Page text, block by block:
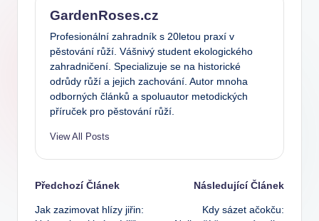
GardenRoses.cz
Profesionální zahradník s 20letou praxí v
pěstování růží. Vášnivý student ekologického
zahradničení. Specializuje se na historické
odrůdy růží a jejich zachování. Autor mnoha
odborných článků a spoluautor metodických
příruček pro pěstování růží.
View All Posts
Post
Předchozí Článek
Jak zazimovat hlízy jiřin:
Následující Článek
Kdy sázet ačokču: